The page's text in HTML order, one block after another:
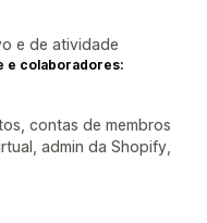
e de atividade
e colaboradores:
contas de membros
admin da Shopify,